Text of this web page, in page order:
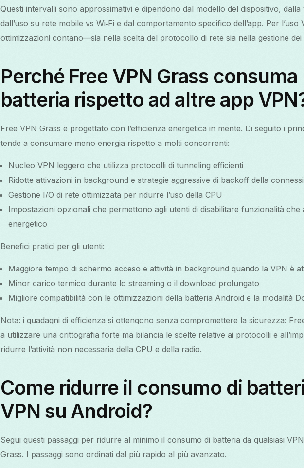
Questi intervalli sono approssimativi e dipendono dal modello del dispositivo,
dall’uso su rete mobile vs Wi‑Fi e dal comportamento specifico dell’app. Per
ottimizzazioni contano—sia nella scelta del protocollo di rete sia nella gestione
Perché Free VPN Grass
batteria rispetto ad altre app
Free VPN Grass è progettato con l’efficienza energetica in mente. Di seguito i
tende a consumare meno energia rispetto a molti concorrenti:
Nucleo VPN leggero che utilizza protocolli di tunneling efficienti
Ridotte attivazioni in background e strategie aggressive di backoff della
Gestione I/O di rete ottimizzata per ridurre l’uso della CPU
Impostazioni opzionali che permettono agli utenti di disabilitare funzionalità
energetico
Benefici pratici per gli utenti:
Maggiore tempo di schermo acceso e attività in background quando la VPN è
Minor carico termico durante lo streaming o il download prolungato
Migliore compatibilità con le ottimizzazioni della batteria Android e la modalità
Nota: i guadagni di efficienza si ottengono senza compromettere la sicurezza:
a utilizzare una crittografia forte ma bilancia le scelte relative ai protocolli e
ridurre l’attività non necessaria della CPU e della radio.
Come ridurre il consumo di
VPN su Android?
Segui questi passaggi per ridurre al minimo il consumo di batteria da qualsiasi
Grass. I passaggi sono ordinati dal più rapido al più avanzato.